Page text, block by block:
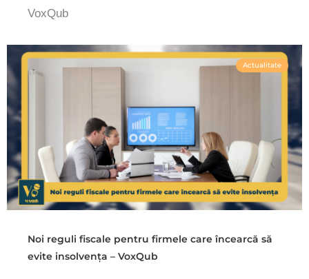
VoxQub
Actualitate
Noi reguli fiscale pentru firmele care încearcă să
evite insolvența – VoxQub